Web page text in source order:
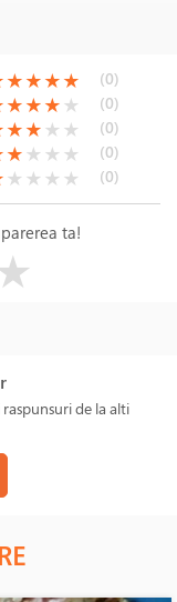
(*)
★(*)
★(*)
★(*)
★ (0)
(*)
★(*)
★(*)
★( )
★ (0)
(*)
★(*)
★( )
★ ( )
★ (0)
(*)
★( )
★ ( )
★ ( )
★ (0)
( )
★ ( )
★ ( )
★ ( )
★ (0)
ta!
de la alti